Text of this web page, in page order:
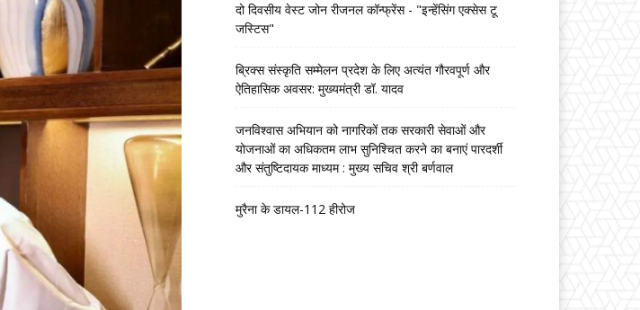
दो दिवसीय वेस्ट जोन रीजनल कॉन्फ्रेंस - "इन्हेंसिंग एक्सेस टू
जस्टिस"
ब्रिक्स संस्कृति सम्मेलन प्रदेश के लिए अत्यंत गौरवपूर्ण और
ऐतिहासिक अवसर: मुख्यमंत्री डॉ. यादव
जनविश्वास अभियान को नागरिकों तक सरकारी सेवाओं और
योजनाओं का अधिकतम लाभ सुनिश्चित करने का बनाएं पारदर्शी
और संतुष्टिदायक माध्यम : मुख्य सचिव श्री बर्णवाल
मुरैना के डायल-112 हीरोज